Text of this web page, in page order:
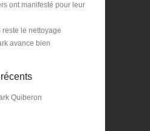
ont manifesté pour leur
le nettoyage
avance bien
Quiberon